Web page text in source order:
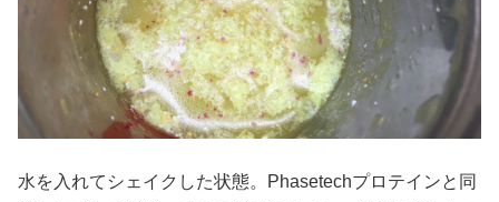
水を入れてシェイクした状態。Phasetechプロテインと同